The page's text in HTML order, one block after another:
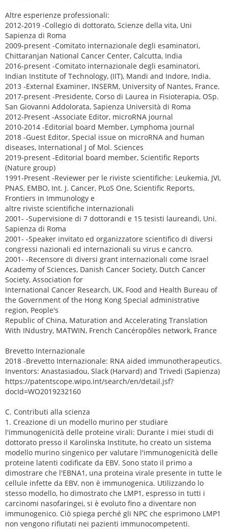
Altre esperienze professionali:
2012-2019 -Collegio di dottorato, Scienze della vita, Uni
Sapienza di Roma
2009-present -Comitato internazionale degli esaminatori,
Chittaranjan National Cancer Center, Calcutta, India
2016-present -Comitato internazionale degli esaminatori,
Indian Institute of Technology, (IIT), Mandi and Indore, India.
2013 -External Examiner, INSERM, University of Nantes, France.
2017-present -Presidente, Corso di Laurea in Fisioterapia, OSp.
San Giovanni Addolorata, Sapienza Università di Roma
2012-Present -Associate Editor, microRNA journal
2010-2014 -Editorial board Member, Lymphoma journal
2018 -Guest Editor, Special issue on microRNA and human
diseases, International J of Mol. Sciences
2019-present -Editorial board member, Scientific Reports
(Nature group)
1991-Present -Reviewer per le riviste scientifiche: Leukemia, JVI,
PNAS, EMBO, Int. J. Cancer, PLoS One, Scientific Reports,
Frontiers in Immunology e
altre riviste scientifiche internazionali
2001- -Supervisione di 7 dottorandi e 15 tesisti laureandi, Uni.
Sapienza di Roma
2001- -Speaker invitato ed organizzatore scientifico di diversi
congressi nazionali ed internazionali su virus e cancro.
2001- -Recensore di diversi grant internazionali come Israel
Academy of Sciences, Danish Cancer Society, Dutch Cancer
Society, Association for
International Cancer Research, UK, Food and Health Bureau of
the Government of the Hong Kong Special administrative
region, People's
Republic of China, Maturation and Accelerating Translation
With INdustry, MATWIN, French Cancéropôles network, France
Brevetto Internazionale
2018 -Brevetto Internazionale: RNA aided immunotherapeutics.
Inventors: Anastasiadou, Slack (Harvard) and Trivedi (Sapienza)
https://patentscope.wipo.int/search/en/detail.jsf?
docId=WO2019232160
C. Contributi alla scienza
1. Creazione di un modello murino per studiare
l'immunogenicità delle proteine ​​virali: Durante i miei studi di
dottorato presso il Karolinska Institute, ho creato un sistema
modello murino singenico per valutare l'immunogenicità delle
proteine ​​latenti codificate da EBV. Sono stato il primo a
dimostrare che l'EBNA1, una proteina virale presente in tutte le
cellule infette da EBV, non è immunogenica. Utilizzando lo
stesso modello, ho dimostrato che LMP1, espresso in tutti i
carcinomi nasofaringei, si è evoluto fino a diventare non
immunogenico. Ciò spiega perché gli NPC che esprimono LMP1
non vengono rifiutati nei pazienti immunocompetenti.